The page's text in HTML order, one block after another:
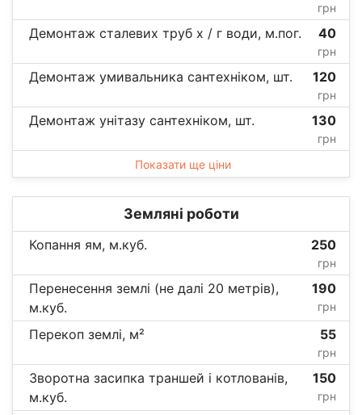
грн
Демонтаж сталевих труб х / г води, м.пог. 40
грн
Демонтаж умивальника сантехніком, шт. 120
грн
Демонтаж унітазу сантехніком, шт. 130
грн
Показати ще ціни
Земляні роботи
Копання ям, м.куб. 250
грн
Перенесення землі (не далі 20 метрів),
м.куб.
190
грн
Перекоп землі, м² 55
грн
Зворотна засипка траншей і котлованів,
м.куб.
150
грн